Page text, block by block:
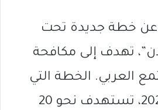
خطة جديدة تحت
تهدف إلى مكافحة
العربي. الخطة التي
ستبدأ في يناير 2025، تستهدف نحو 20